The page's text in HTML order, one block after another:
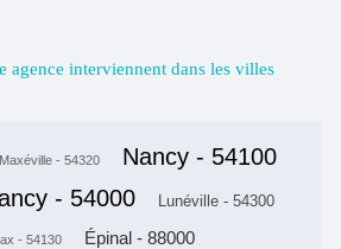
agence interviennent dans les villes
Maxéville - 54320 Nancy - 54100
- 54000 Lunéville - 54300
- 54130
Épinal - 88000